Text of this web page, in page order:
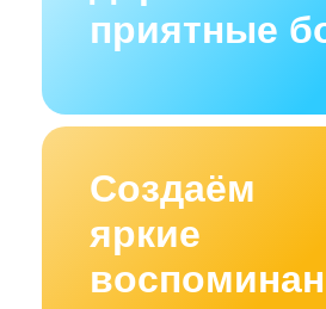
приятные
Создаём
яркие